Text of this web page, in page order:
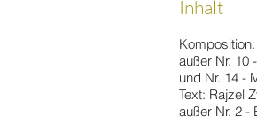
Inhalt
außer Nr. 10
und Nr. 14 -
Text: Rajzel
außer Nr. 2 -